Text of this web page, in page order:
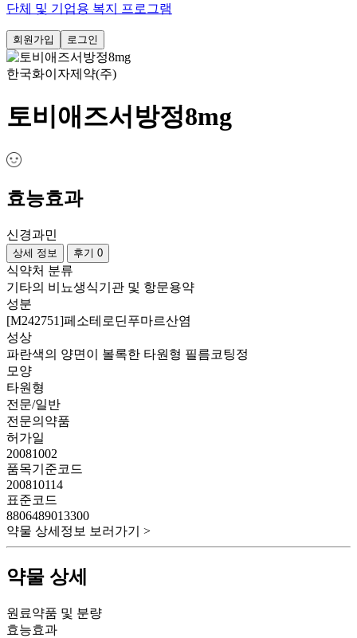
단체 및 기업용 복지 프로그램
회원가입 로그인
한국화이자제약(주)
토비애즈서방정8mg
효능효과
신경과민
상세 정보 후기 0
식약처 분류
기타의 비뇨생식기관 및 항문용약
성분
[M242751]페소테로딘푸마르산염
성상
파란색의 양면이 볼록한 타원형 필름코팅정
모양
타원형
전문/일반
전문의약품
허가일
20081002
품목기준코드
200810114
표준코드
8806489013300
약물 상세정보 보러가기 >
약물 상세
원료약품 및 분량
효능효과